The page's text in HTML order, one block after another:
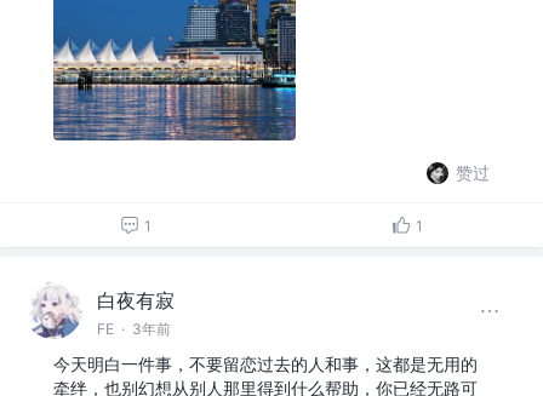
赞过
1 1
白夜有寂
FE · 3年前
今天明白一件事，不要留恋过去的人和事，这都是无用的
牵绊，也别幻想从别人那里得到什么帮助，你已经无路可